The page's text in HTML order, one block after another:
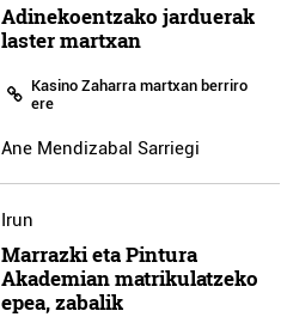
Adinekoentzako jarduerak
laster martxan
Kasino Zaharra martxan berriro
ere
Ane Mendizabal Sarriegi
Irun
Marrazki eta Pintura
Akademian matrikulatzeko
epea, zabalik